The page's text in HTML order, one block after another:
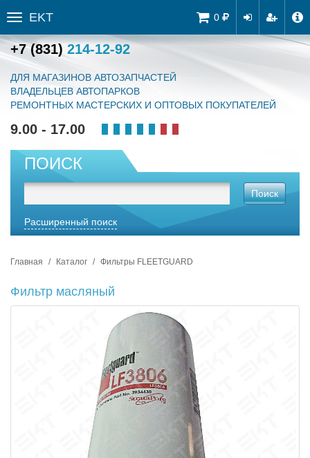
0
Toggle
sidebar
EKT
+7 (831) 214-12-92
ДЛЯ МАГАЗИНОВ АВТОЗАПЧАСТЕЙ
ВЛАДЕЛЬЦЕВ АВТОПАРКОВ
РЕМОНТНЫХ МАСТЕРСКИХ И ОПТОВЫХ ПОКУПАТЕЛЕЙ
9.00 - 17.00
ПОИСК
Поиск
Расширенный поиск
Главная Каталог Фильтры FLEETGUARD
Фильтр масляный